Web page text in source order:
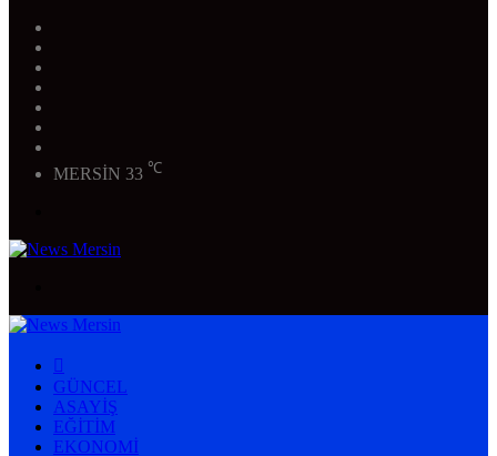
MERSİN 33 ℃
...
GÜNCEL
ASAYIŞ
EĞITIM
EKONOMI